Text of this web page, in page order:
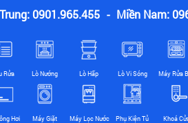
0901.965.455 - Miền Nam:
Rửa Lò Nướng Lò Hấp Lò Vi Sóng Máy Rửa
Hơi Máy Giặt Máy Lọc Nước Phụ Kiện Tủ Khoá